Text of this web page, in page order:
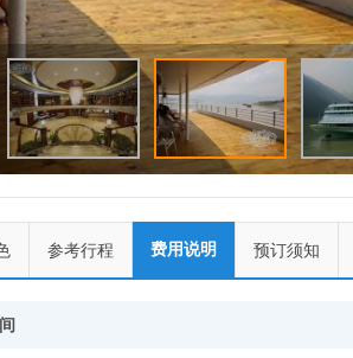
参考行程 费用说明 预订须知